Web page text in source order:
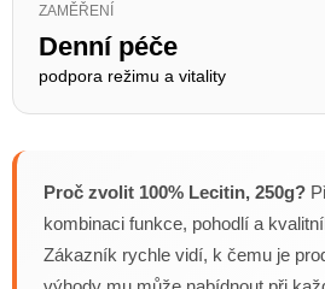
ZAMĚŘENÍ
Denní péče
podpora režimu a vitality
Proč zvolit 100% Lecitin, 250g?
kombinaci funkce, pohodlí a
Zákazník rychle vidí, k čemu je